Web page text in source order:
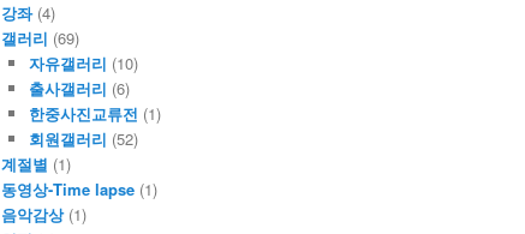
강좌(4)
갤러리 (69)
자유갤러리 (10)
출사갤러리 (6)
한중사진교류전 (1)
회원갤러리 (52)
계절별 (1)
동영상-Time lapse (1)
음악감상(1)